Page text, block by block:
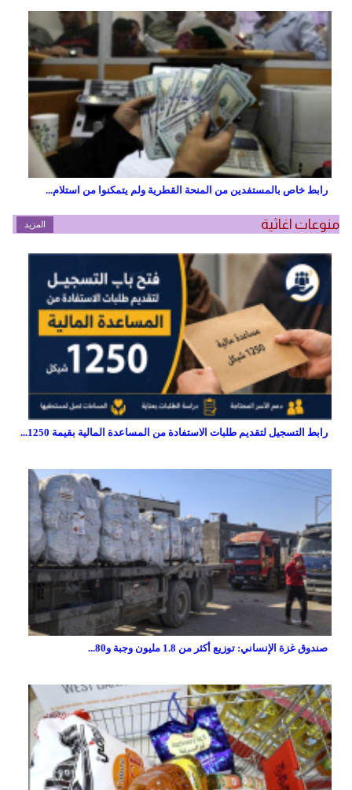
رابط خاص بالمستفدين من المنحة القطرية ولم يتمكنوا من استلام...
منوعات اغاثية المزيد
رابط التسجيل لتقديم طلبات الاستفادة من المساعدة المالية بقيمة 1250...
صندوق غزة الإنساني: توزيع أكثر من 1.8 مليون وجبة و80...